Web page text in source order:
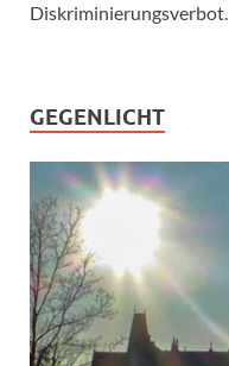
Diskriminierungsverbot.
GEGENLICHT